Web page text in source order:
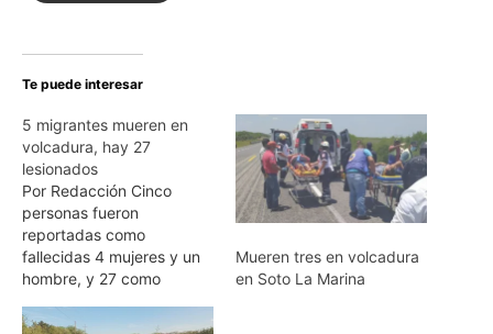
Te puede interesar
5 migrantes mueren en
volcadura, hay 27
lesionados
Por Redacción Cinco
personas fueron
reportadas como
fallecidas 4 mujeres y un
hombre, y 27 como
volcadura de una
Mueren tres en volcadura
en Soto La Marina